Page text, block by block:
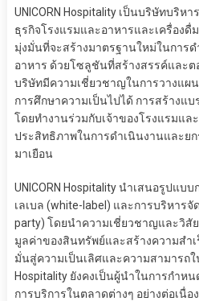
UNICORN Hospitality เป็นบริษัทบริห
ธุรกิจโรงแรมและอาหารและเครื่องดื่
มุ่งมั่นที่จะสร้างมาตรฐานใหม่ในการ
อาหาร ด้วยโซลูชันที่สร้างสรรค์และต
บริษัทมีความเชี่ยวชาญในการวางแผ
การศึกษาความเป็นไปได้ การสร้างแ
โดยทำงานร่วมกับเจ้าของโรงแรมแล
ประสิทธิภาพในการดำเนินงานและย
มาเยือน
UNICORN Hospitality นำเสนอรูปแบ
เลเบล (white-label) และการบริหาร
party) โดยนำความเชี่ยวชาญและวิสั
มูลค่าของสินทรัพย์และสร้างความสำ
มั่นสู่ความเป็นเลิศและความสามารถใ
Hospitality ยังคงเป็นผู้นำในการกำห
การบริการในตลาดต่างๆ อย่างต่อเนื่อง